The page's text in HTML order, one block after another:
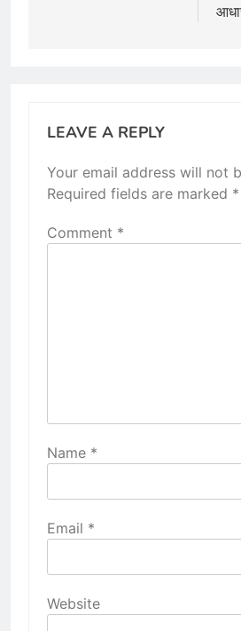
LEAVE A REPLY
Your email address will not
Required fields are marked *
Comment *
Name *
Email *
Website